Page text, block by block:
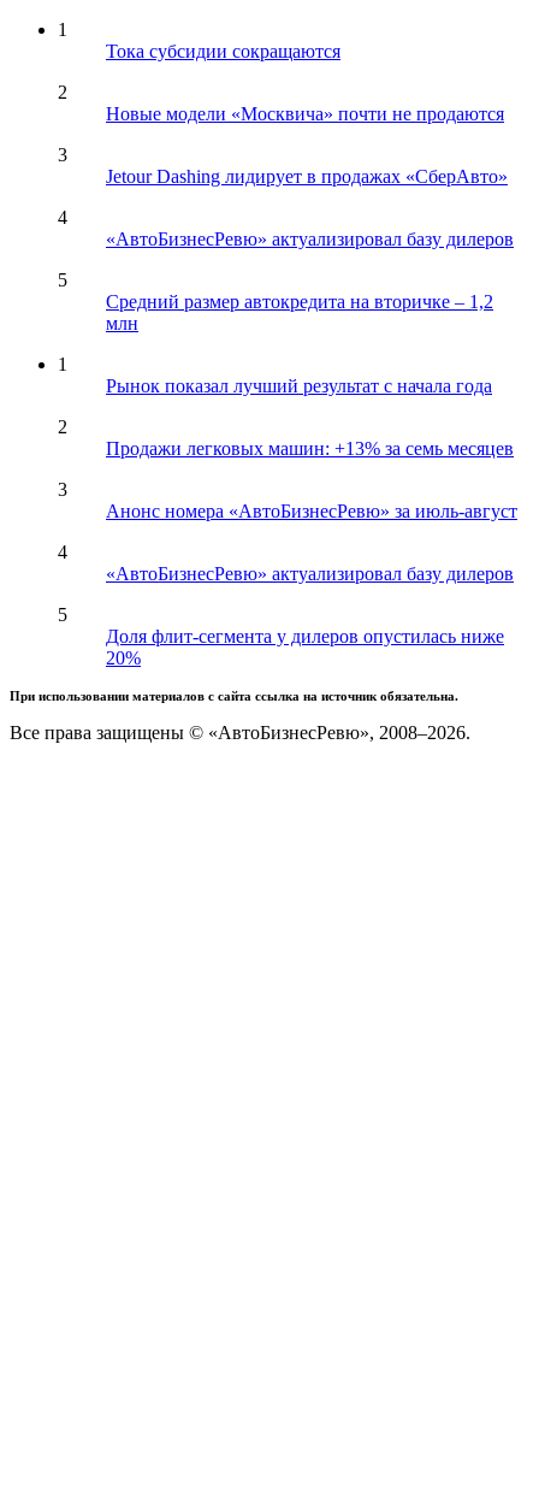
1
Тока субсидии сокращаются
2
Новые модели «Москвича» почти не продаются
3
Jetour Dashing лидирует в продажах «СберАвто»
4
«АвтоБизнесРевю» актуализировал базу дилеров
5
Средний размер автокредита на вторичке – 1,2
млн
1
Рынок показал лучший результат с начала года
2
Продажи легковых машин: +13% за семь месяцев
3
Анонс номера «АвтоБизнесРевю» за июль-август
4
«АвтоБизнесРевю» актуализировал базу дилеров
5
Доля флит-сегмента у дилеров опустилась ниже
20%
При использовании материалов с сайта ссылка на источник обязательна.
Все права защищены © «АвтоБизнесРевю», 2008–2026.